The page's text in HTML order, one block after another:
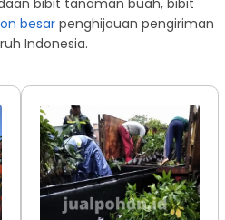
bibit tanaman buah, bibit
besar penghijauan pengiriman
Indonesia.